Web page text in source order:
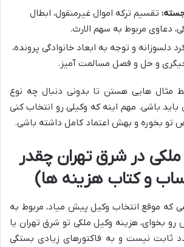
تقسیم ترکه اموال غیرمنقول، ابطال
دعاوی مربوط به سهم الارث.
دلسوزانه و توجه به ابعاد خانوادگی پرونده،
و حل و فصل مسالمت آمیز.
مثال هایی هستن تا بدونی دنبال چه نوع
باشی. مهم اینه که وکیلی رو انتخاب کنی
تو بخوره و بهش اعتماد کامل داشته باشی.
در شرق تهران چقدر
و کتاب هزینه ها)
که موقع انتخاب وکیل پیش میاد، مربوط به
بخوای، هزینه وکیل ملکی تو شرق تهران یا
ثابت نیست و به فاکتورهای زیادی بستگی